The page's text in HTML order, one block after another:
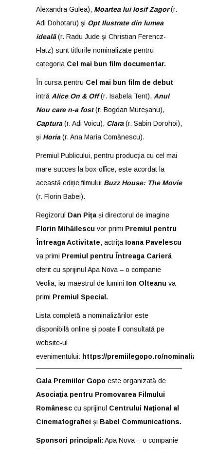
Alexandra Gulea), Moartea lui Iosif Zagor(r.
Adi Dohotaru) și Opt Ilustrate din lumea
ideală(r. Radu Jude și Christian Ferencz-
Flatz) sunt titlurile nominalizate pentru
categoria Cel mai bun film documentar.
În cursa pentru Cel mai bun film de debut
intră Alice On & Off(r. Isabela Tent), Anul
Nou care n-a fost(r. Bogdan Mureșanu),
Captura(r. Adi Voicu), Clara(r. Sabin Dorohoi),
și Horia(r. Ana Maria Comănescu).
Premiul Publicului, pentru producția cu cel mai
mare succes la box-office, este acordat la
această ediție filmului Buzz House: The Movie
(r. Florin Babei).
Regizorul Dan Pița și directorul de imagine
Florin Mihăilescu vor primi Premiul pentru
Întreaga Activitate, actrița Ioana Pavelescu
va primi Premiul pentru Întreaga Carieră
oferit cu sprijinul Apa Nova – o companie
Veolia, iar maestrul de lumini Ion Olteanu va
primi Premiul Special.
Lista completă a nominalizărilor este
disponibilă online și poate fi consultată pe
website-ul
evenimentului: https://premiilegopo.ro/nominalizari
Gala Premiilor Gopo este organizată de
Asociaţia pentru Promovarea Filmului
Românesc cu sprijinul Centrului Naţional al
Cinematografiei și Babel Communications.
Sponsori principali: Apa Nova – o companie